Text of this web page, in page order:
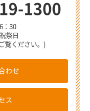
1300
：30
祭日
覧ください。)
わせ
ス